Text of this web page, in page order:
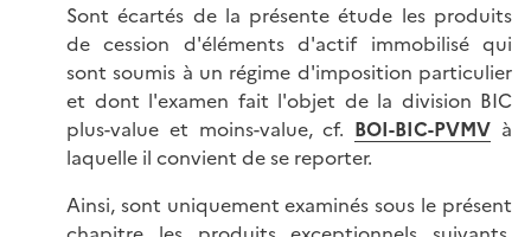
Sont écartés de la présente étude les produits
de cession d'éléments d'actif immobilisé qui
sont soumis à un régime d'imposition particulier
et dont l'examen fait l'objet de la division BIC
plus-value et moins-value, cf. BOI-BIC-PVMV à
laquelle il convient de se reporter.
Ainsi, sont uniquement examinés sous le présent